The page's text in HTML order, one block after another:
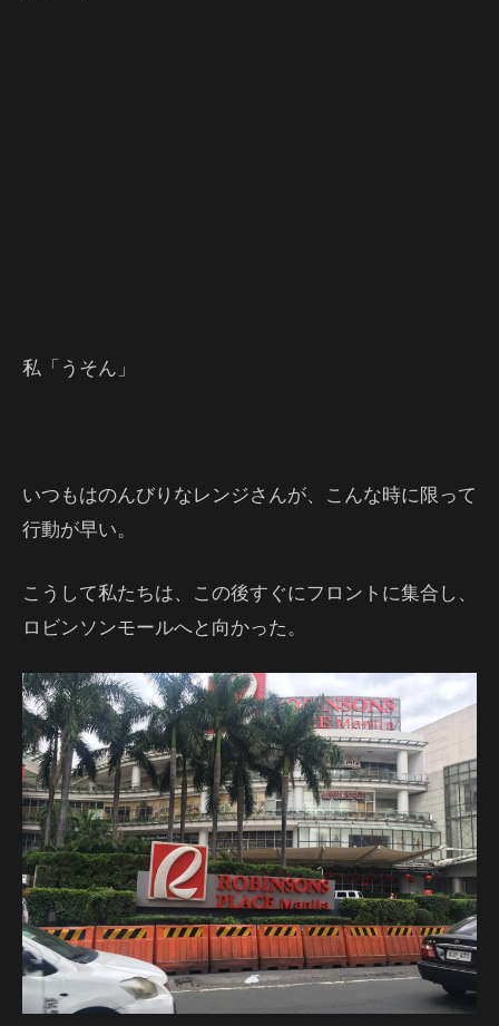
私「うそん」
いつもはのんびりなレンジさんが、こんな時に限って
行動が早い。
こうして私たちは、この後すぐにフロントに集合し、
ロビンソンモールへと向かった。